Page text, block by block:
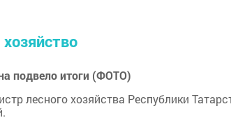
подвело итоги (ФОТО)
лесного хозяйства Республики